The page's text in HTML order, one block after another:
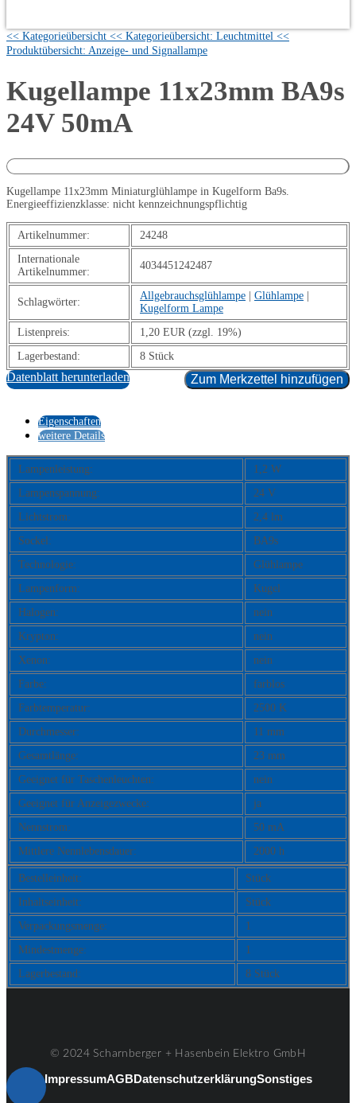
<< Kategorieübersicht << Kategorieübersicht: Leuchtmittel <<
Produktübersicht: Anzeige- und Signallampe
Kugellampe 11x23mm BA9s
24V 50mA
Kugellampe 11x23mm Miniaturglühlampe in Kugelform Ba9s.
Energieeffizienzklasse: nicht kennzeichnungspflichtig
Artikelnummer:
24248
Internationale
Artikelnummer:
4034451242487
Schlagwörter:
Allgebrauchsglühlampe Glühlampe
Kugelform Lampe
Listenpreis:
1,20 EUR (zzgl. 19%)
Lagerbestand:
8 Stück
Datenblatt herunterladen Zum Merkzettel hinzufügen
Eigenschaften
weitere Details
Lampenleistung:
1,2 W
Lampenspannung:
24 V
Lichtstrom:
2,4 lm
Sockel:
BA9s
Technologie:
Glühlampe
Lampenform:
Kugel
Halogen:
nein
Krypton:
nein
Xenon:
nein
Farbe:
farblos
Farbtemperatur:
2500 K
Durchmesser:
11 mm
Gesamtlänge:
23 mm
Geeignet für Taschenleuchten:
nein
Geeignet für Anzeigezwecke:
ja
Nennstrom:
50 mA
Mittlere Nennlebensdauer:
2000 h
Bestelleinheit:
Stück
Inhaltseinheit:
Stück
Verpackungsmenge:
1
Mindestmenge:
1
Lagerbestand:
8 Stück
© 2024 Scharnberger + Hasenbein Elektro GmbH
ImpressumAGBDatenschutzerklärungSonstiges